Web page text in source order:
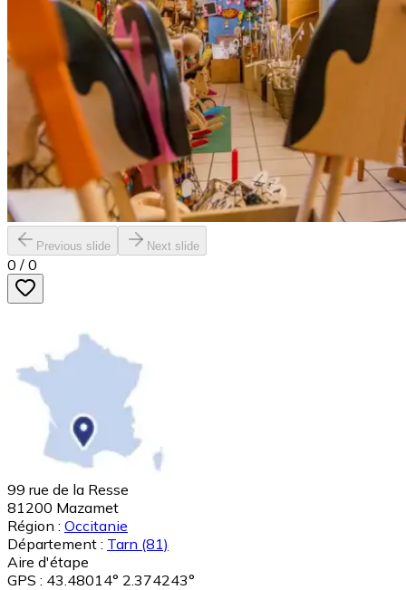
Previous slide Next slide
0 / 0
99 rue de la Resse
81200 Mazamet
Région : Occitanie
Département : Tarn (81)
Aire d'étape
GPS : 43.48014° 2.374243°